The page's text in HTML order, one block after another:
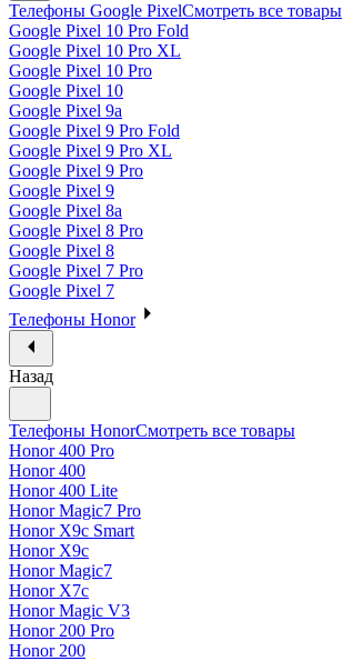
Телефоны Google PixelСмотреть все товары
Google Pixel 10 Pro Fold
Google Pixel 10 Pro XL
Google Pixel 10 Pro
Google Pixel 10
Google Pixel 9a
Google Pixel 9 Pro Fold
Google Pixel 9 Pro XL
Google Pixel 9 Pro
Google Pixel 9
Google Pixel 8a
Google Pixel 8 Pro
Google Pixel 8
Google Pixel 7 Pro
Google Pixel 7
Телефоны Honor
Назад
Телефоны HonorСмотреть все товары
Honor 400 Pro
Honor 400
Honor 400 Lite
Honor Magic7 Pro
Honor X9c Smart
Honor X9c
Honor Magic7
Honor X7c
Honor Magic V3
Honor 200 Pro
Honor 200